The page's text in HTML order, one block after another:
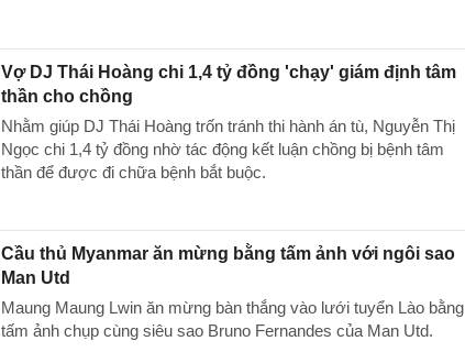
Vợ DJ Thái Hoàng chi 1,4 tỷ đồng 'chạy' giám định tâm
thần cho chồng
Nhằm giúp DJ Thái Hoàng trốn tránh thi hành án tù, Nguyễn Thị
Ngọc chi 1,4 tỷ đồng nhờ tác động kết luận chồng bị bệnh tâm
thần để được đi chữa bệnh bắt buộc.
Cầu thủ Myanmar ăn mừng bằng tấm ảnh với ngôi sao
Man Utd
Maung Maung Lwin ăn mừng bàn thắng vào lưới tuyển Lào bằng
tấm ảnh chụp cùng siêu sao Bruno Fernandes của Man Utd.